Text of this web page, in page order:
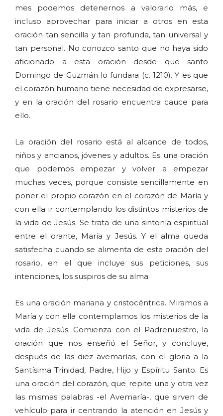
mes podemos detenernos a valorarlo más, e
incluso aprovechar para iniciar a otros en esta
oración tan sencilla y tan profunda, tan universal y
tan personal. No conozco santo que no haya sido
aficionado a esta oración desde que santo
Domingo de Guzmán lo fundara (c. 1210). Y es que
el corazón humano tiene necesidad de expresarse,
y en la oración del rosario encuentra cauce para
ello.
La oración del rosario está al alcance de todos,
niños y ancianos, jóvenes y adultos. Es una oración
que podemos empezar y volver a empezar
muchas veces, porque consiste sencillamente en
poner el propio corazón en el corazón de María y
con ella ir contemplando los distintos misterios de
la vida de Jesús. Se trata de una sintonía espiritual
entre el orante, María y Jesús. Y el alma queda
satisfecha cuando se alimenta de esta oración del
rosario, en el que incluye sus peticiones, sus
intenciones, los suspiros de su alma.
Es una oración mariana y cristocéntrica. Miramos a
María y con ella contemplamos los misterios de la
vida de Jesús. Comienza con el Padrenuestro, la
oración que nos enseñó el Señor, y concluye,
después de las diez avemarías, con el gloria a la
Santísima Trinidad, Padre, Hijo y Espíritu Santo. Es
una oración del corazón, que repite una y otra vez
las mismas palabras -el Avemaría-, que sirven de
vehículo para ir centrando la atención en Jesús y